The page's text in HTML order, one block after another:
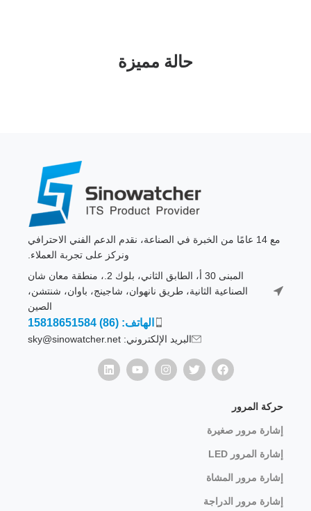
حالة مميزة
مع 14 عامًا من الخبرة في الصناعة، نقدم الدعم الفني الاحترافي
ونركز على تجربة العملاء.
المبنى 30 أ، الطابق الثاني، بلوك 2.، منطقة معان شان
الصناعية الثانية، طريق نانهوان، شاجينج، باوان، شنتشن،
الصين
الهاتف: (86) 15818651584
البريد الإلكتروني: sky@sinowatcher.net
حركة المرور
إشارة مرور صغيرة
إشارة المرور LED
إشارة مرور المشاة
إشارة مرور الدراجة